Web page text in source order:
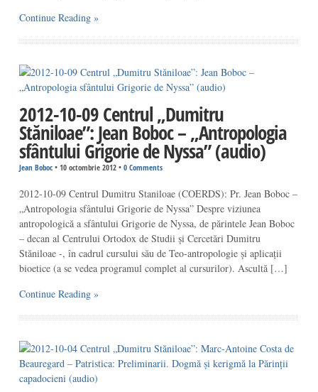
Continue Reading »
2012-10-09 Centrul „Dumitru
Stăniloae”: Jean Boboc – „Antropologia
sfântului Grigorie de Nyssa” (audio)
Jean Boboc• 10 octombrie 2012• 0 Comments
2012-10-09 Centrul Dumitru Staniloae (COERDS): Pr. Jean Boboc –
„Antropologia sfântului Grigorie de Nyssa” Despre viziunea
antropologică a sfântului Grigorie de Nyssa, de părintele Jean Boboc
– decan al Centrului Ortodox de Studii și Cercetări Dumitru
Stăniloae -, în cadrul cursului său de Teo-antropologie și aplicații
bioetice (a se vedea programul complet al cursurilor). Ascultă […]
Continue Reading »